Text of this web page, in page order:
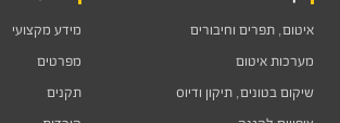
איטום, תפרים וחיבורים
מערכות איטום
שיקום בטונים, תיקון ודיוס
מידע מקצועי
מפרטים
תקנים